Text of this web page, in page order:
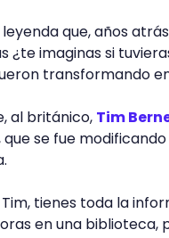
que, años
¿te imaginas si
transformando
al británico, Tim
que se fue
tienes toda la
en una biblioteca,